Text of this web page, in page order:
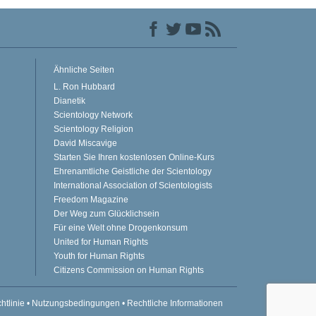
Ähnliche Seiten
L. Ron Hubbard
Dianetik
Scientology Network
Scientology Religion
David Miscavige
Starten Sie Ihren kostenlosen Online-Kurs
Ehrenamtliche Geistliche der Scientology
International Association of Scientologists
Freedom Magazine
Der Weg zum Glücklichsein
Für eine Welt ohne Drogenkonsum
United for Human Rights
Youth for Human Rights
Citizens Commission on Human Rights
• Nutzungsbedingungen • Rechtliche Informationen